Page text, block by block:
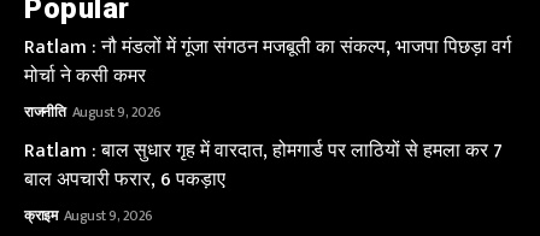
Popular
Ratlam : नौ मंडलों में गूंजा संगठन मजबूती का संकल्प, भाजपा पिछड़ा वर्ग
मोर्चा ने कसी कमर
राजनीति August 9, 2026
Ratlam : बाल सुधार गृह में वारदात, होमगार्ड पर लाठियों से हमला कर 7
बाल अपचारी फरार, 6 पकड़ाए
क्राइम August 9, 2026